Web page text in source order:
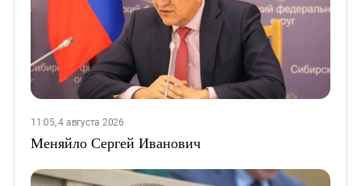
11:05, 4 августа 2026
Меняйло Сергей Иванович